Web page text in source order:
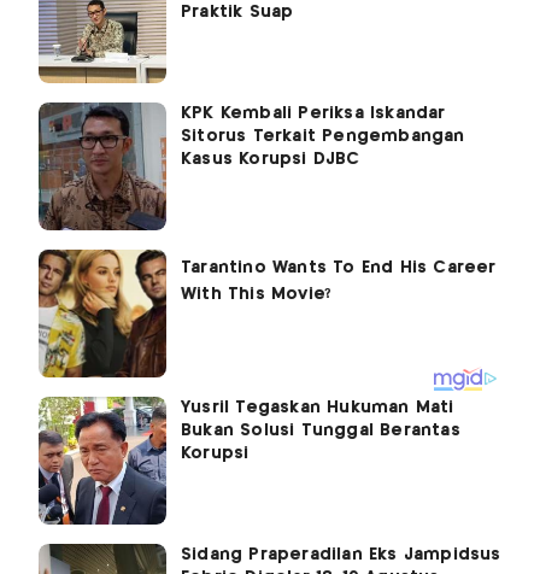
Praktik Suap
KPK Kembali Periksa Iskandar
Sitorus Terkait Pengembangan
Kasus Korupsi DJBC
Yusril Tegaskan Hukuman Mati
Bukan Solusi Tunggal Berantas
Korupsi
Sidang Praperadilan Eks Jampidsus